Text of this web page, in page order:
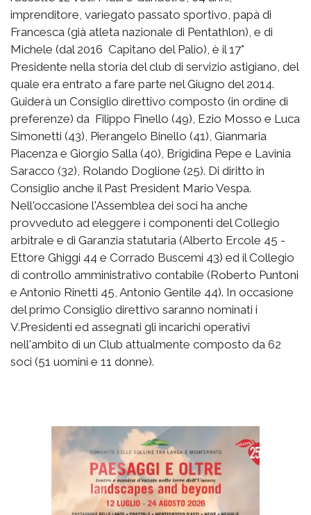
imprenditore, variegato passato sportivo, papà di
Francesca (già atleta nazionale di Pentathlon), e di
Michele (dal 2016 Capitano del Palio), è il 17°
Presidente nella storia del club di servizio astigiano, del
quale era entrato a fare parte nel Giugno del 2014.
Guiderà un Consiglio direttivo composto (in ordine di
preferenze) da Filippo Finello (49), Ezio Mosso e Luca
Simonetti (43), Pierangelo Binello (41), Gianmaria
Piacenza e Giorgio Salla (40), Brigidina Pepe e Lavinia
Saracco (32), Rolando Doglione (25). Di diritto in
Consiglio anche il Past President Mario Vespa.
Nell'occasione l'Assemblea dei soci ha anche
provveduto ad eleggere i componenti del Collegio
arbitrale e di Garanzia statutaria (Alberto Ercole 45 -
Ettore Ghiggi 44 e Corrado Buscemi 43) ed il Collegio
di controllo amministrativo contabile (Roberto Puntoni
e Antonio Rinetti 45, Antonio Gentile 44). In occasione
del primo Consiglio direttivo saranno nominati i
V.Presidenti ed assegnati gli incarichi operativi
nell'ambito di un Club attualmente composto da 62
soci (51 uomini e 11 donne).